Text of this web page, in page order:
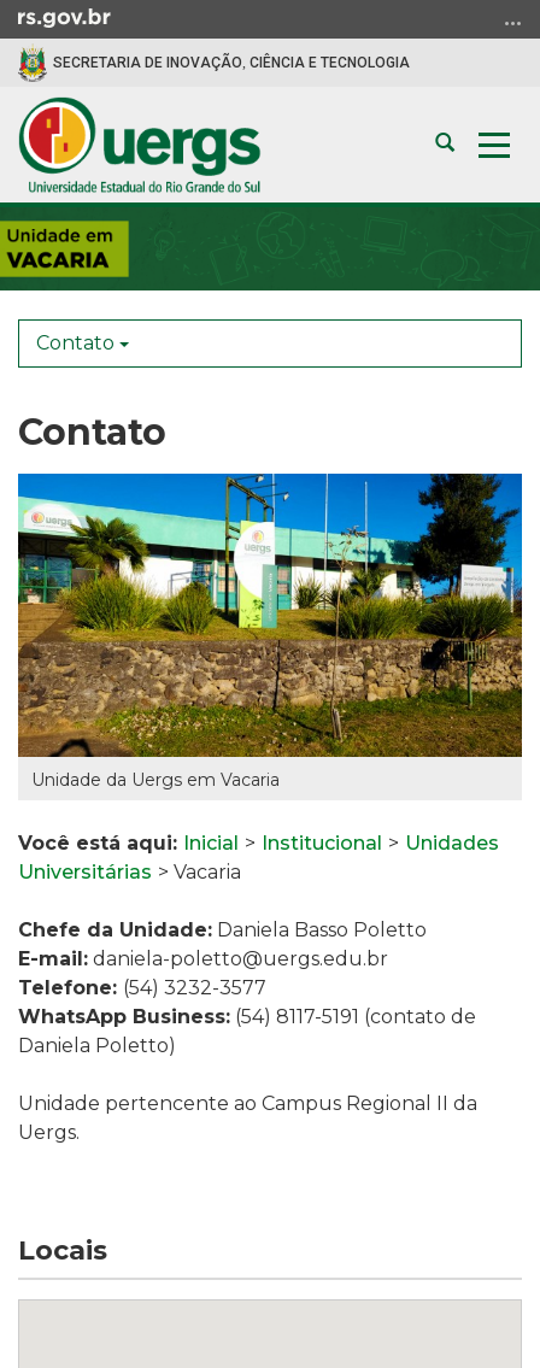
para
conteúdo
para
menu
Ir
para
busca
SECRETARIA DE INOVAÇÃO, CIÊNCIA E TECNOLOGIA
Abrir
busca
Início
do
conteúdo
Contato
Contato
Unidade da Uergs em Vacaria
Você está aqui: Inicial > Institucional > Unidades
Universitárias > Vacaria
Chefe da Unidade: Daniela Basso Poletto
E-mail: daniela-poletto@uergs.edu.br
Telefone: (54) 3232-3577
WhatsApp Business: (54) 8117-5191 (contato de
Daniela Poletto)
Unidade pertencente ao Campus Regional II da
Uergs.
Locais